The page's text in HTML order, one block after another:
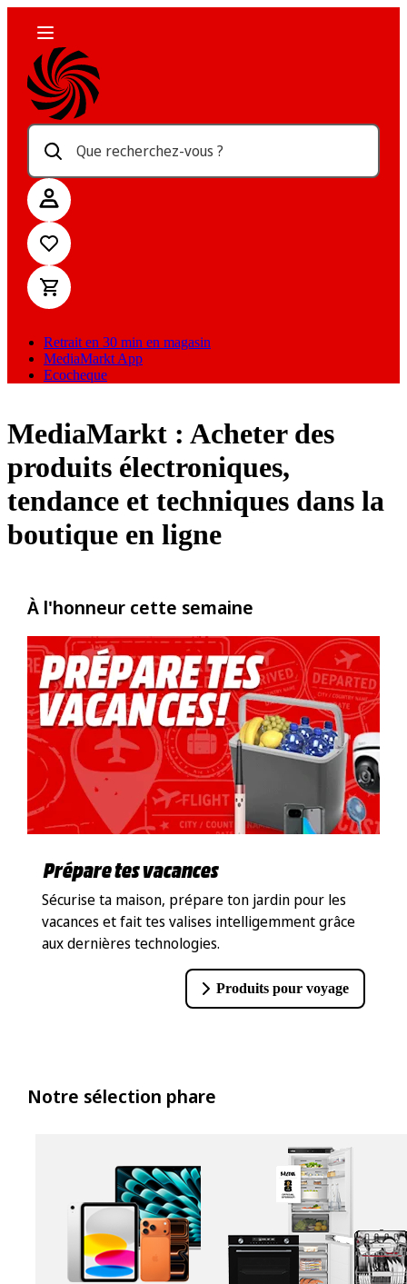
Que recherchez-vous ?
Retrait en 30 min en magasin
MediaMarkt App
Ecocheque
MediaMarkt : Acheter des
produits électroniques,
tendance et techniques dans la
boutique en ligne
À l'honneur cette semaine
Prépare tes vacances
Sécurise ta maison, prépare ton jardin pour les
vacances et fait tes valises intelligemment grâce
aux dernières technologies.
Produits pour voyage
Notre sélection phare